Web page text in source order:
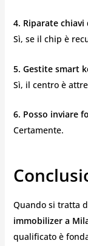
4. Riparate chiavi
Sì, se il chip è
5. Gestite smart
Sì, il centro è
6. Posso inviare
Certamente.
Quando si tratta
immobilizer a
qualificato è